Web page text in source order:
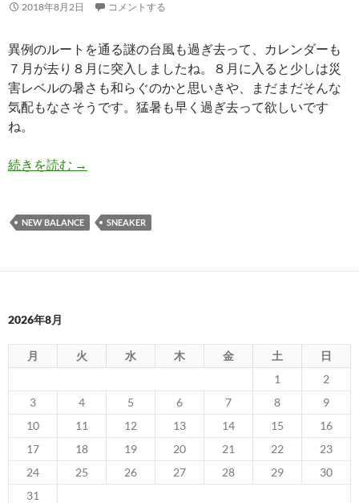
2018年8月2日 コメントする
異例のルートを通る謎の台風も過ぎ去って、カレンダーも
７月が去り８月に突入しましたね。８月に入ると少しは災
害レベルの暑さも和らぐのかと思いきや、まだまだそんな
気配もなさそうです。猛暑も早く過ぎ去って欲しいです
ね。
続きを読む 履き潰したNew Balanceのスニーカー達よ、す
→
NEW BALANCE SNEAKER
2026年8月
月 火 水 木 金 土
日
1
2
3
4 5 6 7 8
9
10
11 12 13 14 15
16
17
18 19 20 21 22
23
24
25 26 27 28 29
30
31